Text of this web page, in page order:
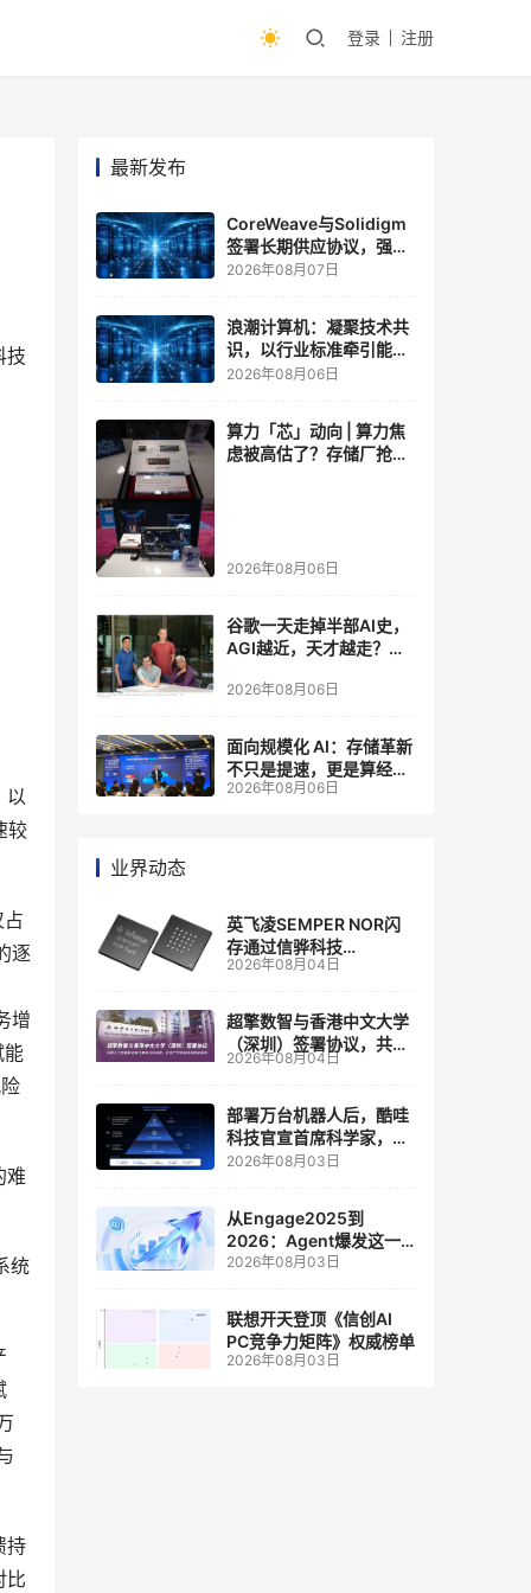
登录 注册
技
以
较
逐
增
能
难
统
持
比
最新发布
CoreWeave与Solidigm
签署长期供应协议，强化
一体化人工智能云平台
2026年08月07日
浪潮计算机：凝聚技术共
识，以行业标准牵引能力
跃升
2026年08月06日
算力「芯」动向 | 算力焦
虑被高估了？存储厂抢了
2026年08月06日
谷歌一天走掉半部AI史，
AGI越近，天才越走？大
自己的研发节奏
2026年08月06日
面向规模化 AI：存储革新
不只是提速，更是算经济
账
2026年08月06日
业界动态
英飞凌SEMPER NOR闪
存通过信骅科技
AST2700 BMC认证，全
管理
2026年08月04日
超擎数智与香港中文大学
（深圳）签署协议，共建
人工智能和边缘计算联合
2026年08月04日
部署万台机器人后，酷哇
科技官宣首席科学家，要
让世界模型交付生产力
2026年08月03日
从Engage2025到
2026：Agent爆发这一
年，AI CRM 走到哪了
2026年08月03日
联想开天登顶《信创AI
PC竞争力矩阵》权威榜单
2026年08月03日